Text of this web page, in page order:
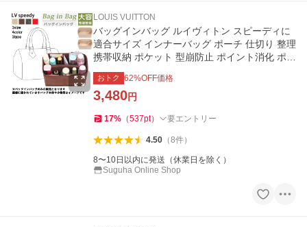
LOUIS VUITTON
バッグインバッグ ルイヴィトン スピーディに
適合サイズ インナーバッグ ポーチ 仕切り 整理
携帯収納 ポケット 型崩防止 ポイント消化 ポイ
ント利用 ●
おトク 62%OFF価格
3,480円
17% （537pt） 要エントリー
4.50（8件）
8〜10日以内に発送（休業日を除く）
Suguha Online Shop